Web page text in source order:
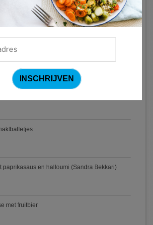
met halloumi en courgette
pladijs met venkel (Colruyt)
paprikasaus en halloumi (Sandra Bekkari)
met fruitbier